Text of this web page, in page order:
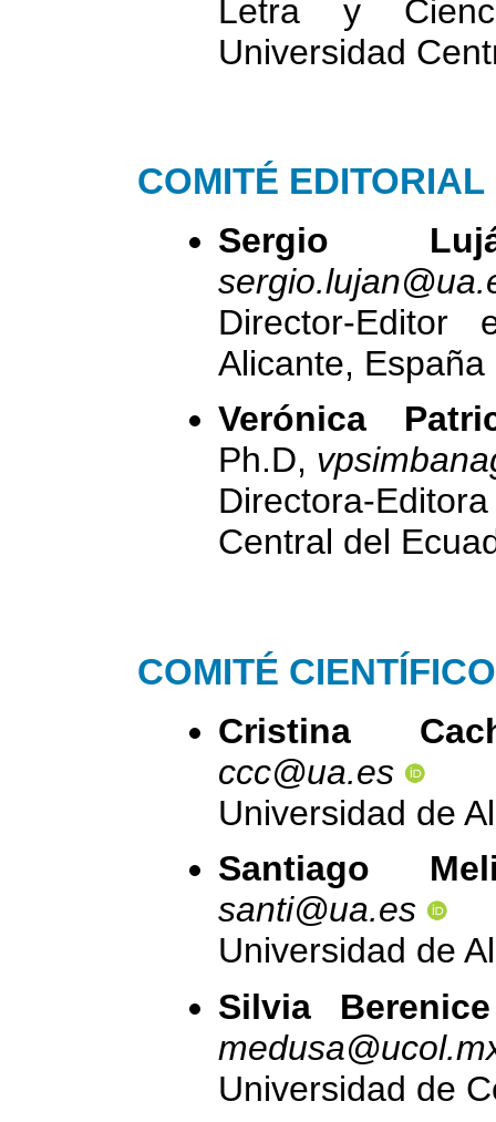
Letra y
Universidad
COMITÉ EDITORIAL
Sergio
Director-
Alicante, España
Verónica
Ph.D,
Directora-
Central del
COMITÉ CIENTÍFICO
Cristina
ccc@ua.es
Universidad de
Santiago
santi@ua.es
Universidad de
Silvia
Universidad de